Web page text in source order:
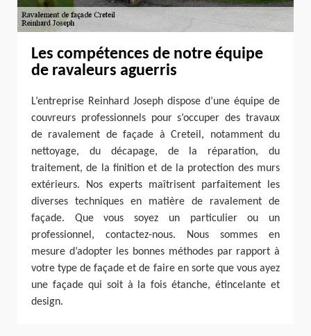
Les compétences de notre équipe
de ravaleurs aguerris
L’entreprise Reinhard Joseph dispose d’une équipe de
couvreurs professionnels pour s’occuper des travaux
de ravalement de façade à Creteil, notamment du
nettoyage, du décapage, de la réparation, du
traitement, de la finition et de la protection des murs
extérieurs. Nos experts maîtrisent parfaitement les
diverses techniques en matière de ravalement de
façade. Que vous soyez un particulier ou un
professionnel, contactez-nous. Nous sommes en
mesure d’adopter les bonnes méthodes par rapport à
votre type de façade et de faire en sorte que vous ayez
une façade qui soit à la fois étanche, étincelante et
design.